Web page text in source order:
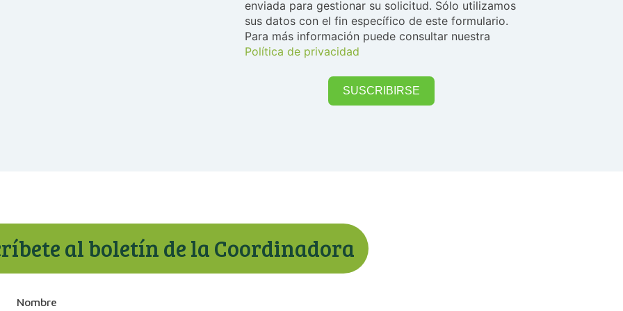
enviada para gestionar su solicitud. Sólo utilizamos
sus datos con el fin específico de este formulario.
Para más información puede consultar nuestra
Política de privacidad
SUSCRIBIRSE
al boletín de la Coordinadora
Nombre